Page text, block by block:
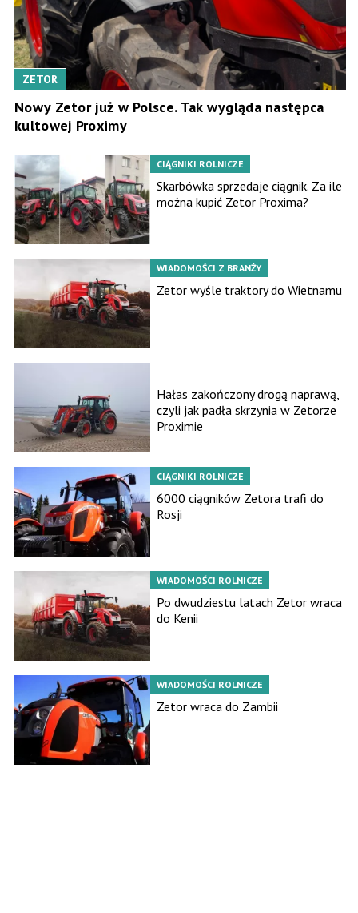
ZETOR
Nowy Zetor już w Polsce. Tak wygląda następca
kultowej Proximy
CIĄGNIKI ROLNICZE
Skarbówka sprzedaje ciągnik. Za ile
można kupić Zetor Proxima?
WIADOMOŚCI Z BRANŻY
Zetor wyśle traktory do Wietnamu
Hałas zakończony drogą naprawą,
czyli jak padła skrzynia w Zetorze
Proximie
CIĄGNIKI ROLNICZE
6000 ciągników Zetora trafi do
Rosji
WIADOMOŚCI ROLNICZE
Po dwudziestu latach Zetor wraca
do Kenii
WIADOMOŚCI ROLNICZE
Zetor wraca do Zambii